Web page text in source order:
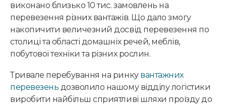
виконано близько 10 тис. замовлень на
перевезення різних вантажів. Що дало змогу
накопичити величезний досвід перевезення по
столиці та області домашніх речей, меблів,
побутової техніки та різних рослин.
Тривале перебування на ринку вантажних
перевезень дозволило нашому відділу логістики
виробити найбільш сприятливі шляхи проїзду до